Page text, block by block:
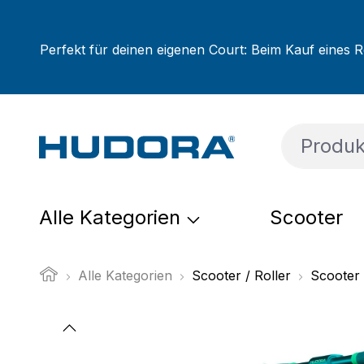
Perfekt für deinen eigenen Court: Beim Kauf eines
Alle Kategorien Scooter
Alle Kategorien Scooter / Roller Scooter
Bildergalerie überspringen